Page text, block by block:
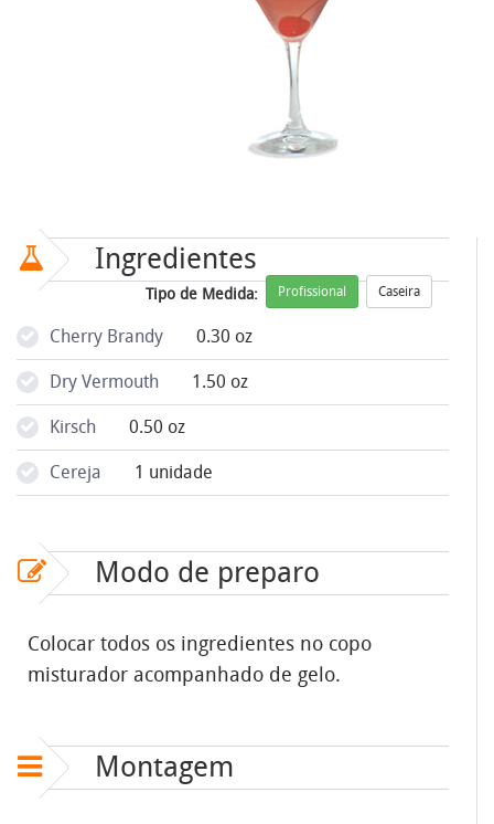
Ingredientes
Tipo de Medida: Profissional Caseira
Cherry Brandy 0.30 oz
Dry Vermouth 1.50 oz
Kirsch 0.50 oz
Cereja 1 unidade
Modo de preparo
Colocar todos os ingredientes no copo
misturador acompanhado de gelo.
Montagem